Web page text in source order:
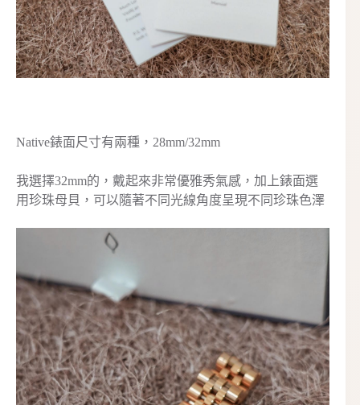
Native錶面尺寸有兩種，28mm/32mm
我選擇32mm的，戴起來非常優雅秀氣感，加上錶面選
用珍珠母貝，可以隨著不同光線角度呈現不同珍珠色澤